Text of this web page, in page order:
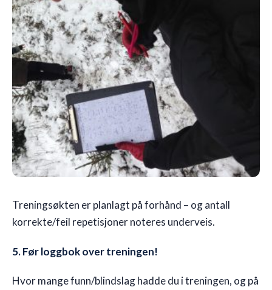
Treningsøkten er planlagt på forhånd – og antall
korrekte/feil repetisjoner noteres underveis.
5. Før loggbok over treningen!
Hvor mange funn/blindslag hadde du i treningen, og på